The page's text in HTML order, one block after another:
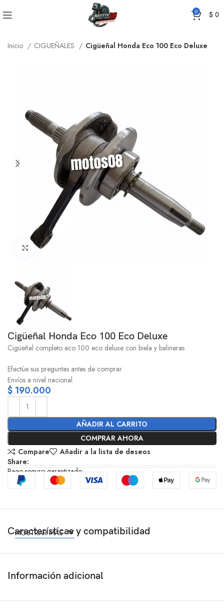
0 $0
Inicio CIGUEÑALES Cigüeñal Honda Eco 100 Eco Deluxe
Click to enlarge
Cigüeñal Honda Eco 100 Eco Deluxe
Cigüeñal completo eco 100 eco deluxe con biela y balineras
Efectúe sus preguntas antes de comprar
Envíos a nivel nacional
$ 190.000
AÑADIR AL CARRITO
COMPRAR AHORA
Compare
Añadir a la lista de deseos
Share:
Pago seguro garantizado
Características y compatibilidad
MOSTRAR MÁS
Información adicional